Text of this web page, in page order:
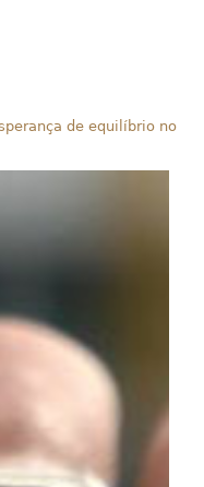
de equilíbrio no